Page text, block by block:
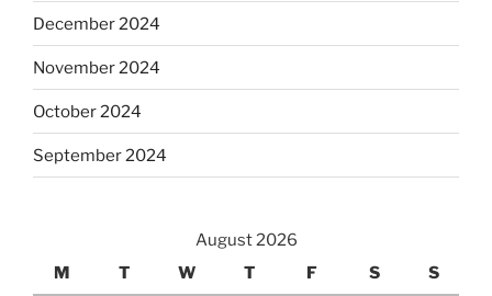
December 2024
November 2024
October 2024
September 2024
August 2026
M
T W T F S S